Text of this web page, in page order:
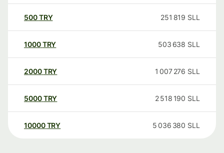
500TRY 251 819 SLL
1000TRY 503 638 SLL
2000TRY 1 007 276 SLL
5000TRY 2 518 190 SLL
10000 TRY 5 036 380 SLL